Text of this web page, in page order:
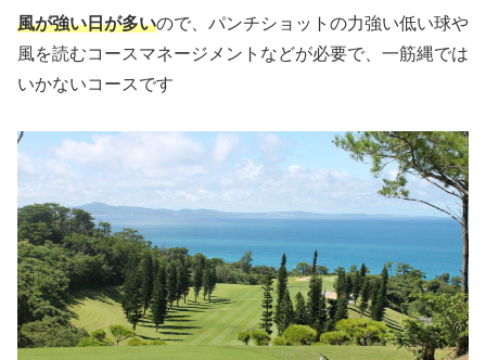
風が強い日が多いので、パンチショットの力強い低い球や
風を読むコースマネージメントなどが必要で、一筋縄では
いかないコースです